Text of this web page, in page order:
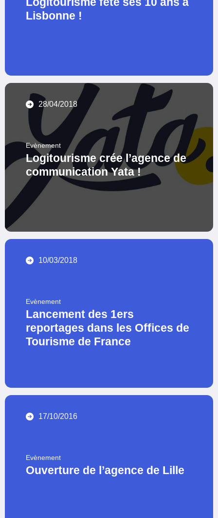
Lisbonne !
28/04/2018
Evènement
Logitourisme crée l’agence de
communication Yata !
10/03/2018
Evènement
Lancement des 1ers
reportages dans les Offices de
Tourisme de France
17/10/2016
Evènement
Ouverture de l’agence de Lille